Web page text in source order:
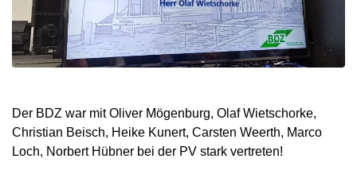
Der BDZ war mit Oliver Mögenburg, Olaf Wietschorke,
Christian Beisch, Heike Kunert, Carsten Weerth, Marco
Loch, Norbert Hübner bei der PV stark vertreten!